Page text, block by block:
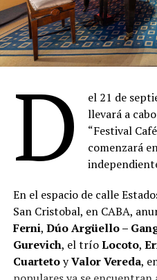
D
el 21 de
llevará a
“Festival
comenzará
En el espacio de calle
San Cristobal, en CABA,
Ferni, Dúo Argüello –
Gurevich, el tríoLocoto,
CuartetoyValor Vereda,